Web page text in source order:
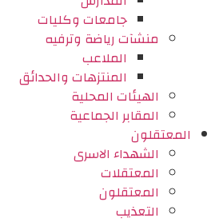
جامعات وكليات
منشآت رياضة وترفيه
الملاعب
المنتزهات والحدائق
الهيئات المحلية
المقابر الجماعية
المعتقلون
الشهداء الاسرى
المعتقلات
المعتقلون
التعذيب